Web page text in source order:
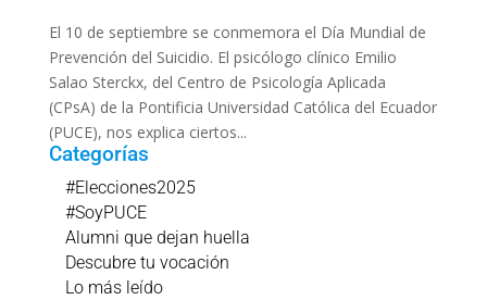
El 10 de septiembre se conmemora el Día Mundial de
Prevención del Suicidio. El psicólogo clínico Emilio
Salao Sterckx, del Centro de Psicología Aplicada
(CPsA) de la Pontificia Universidad Católica del Ecuador
(PUCE), nos explica ciertos...
Categorías
#Elecciones2025
#SoyPUCE
Alumni que dejan huella
Descubre tu vocación
Lo más leído